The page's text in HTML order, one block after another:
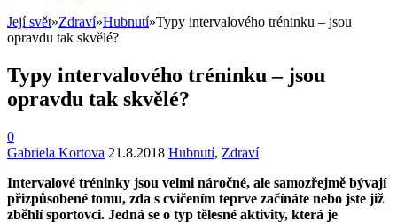
Její svět»Zdraví»Hubnutí»Typy intervalového tréninku – jsou
opravdu tak skvělé?
Typy intervalového tréninku – jsou
opravdu tak skvělé?
0
Gabriela Kortova 21.8.2018 Hubnutí, Zdraví
Intervalové tréninky jsou velmi náročné, ale samozřejmě bývají
přizpůsobené tomu, zda s cvičením teprve začínáte nebo jste již
zběhlí sportovci. Jedná se o typ tělesné aktivity, která je